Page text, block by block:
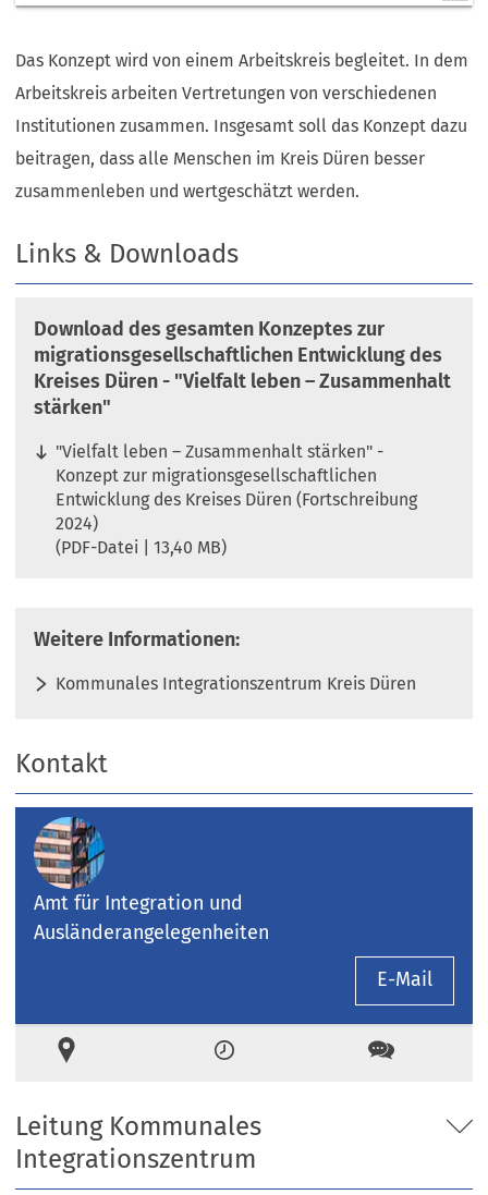
Das Konzept wird von einem Arbeitskreis begleitet. In dem
Arbeitskreis arbeiten Vertretungen von verschiedenen
Institutionen zusammen. Insgesamt soll das Konzept dazu
beitragen, dass alle Menschen im Kreis Düren besser
zusammenleben und wertgeschätzt werden.
Links & Downloads
Download des gesamten Konzeptes zur
migrationsgesellschaftlichen Entwicklung des
Kreises Düren - "Vielfalt leben – Zusammenhalt
stärken"
"Vielfalt leben – Zusammenhalt stärken" -
Konzept zur migrationsgesellschaftlichen
Entwicklung des Kreises Düren (Fortschreibung
2024)
PDF-Datei 13,40 MB
Weitere Informationen:
Kommunales Integrationszentrum Kreis Düren
Kontakt
Amt für Integration und
Ausländerangelegenheiten
E-Mail
Zeiten Kontakt
Leitung Kommunales
Integrationszentrum